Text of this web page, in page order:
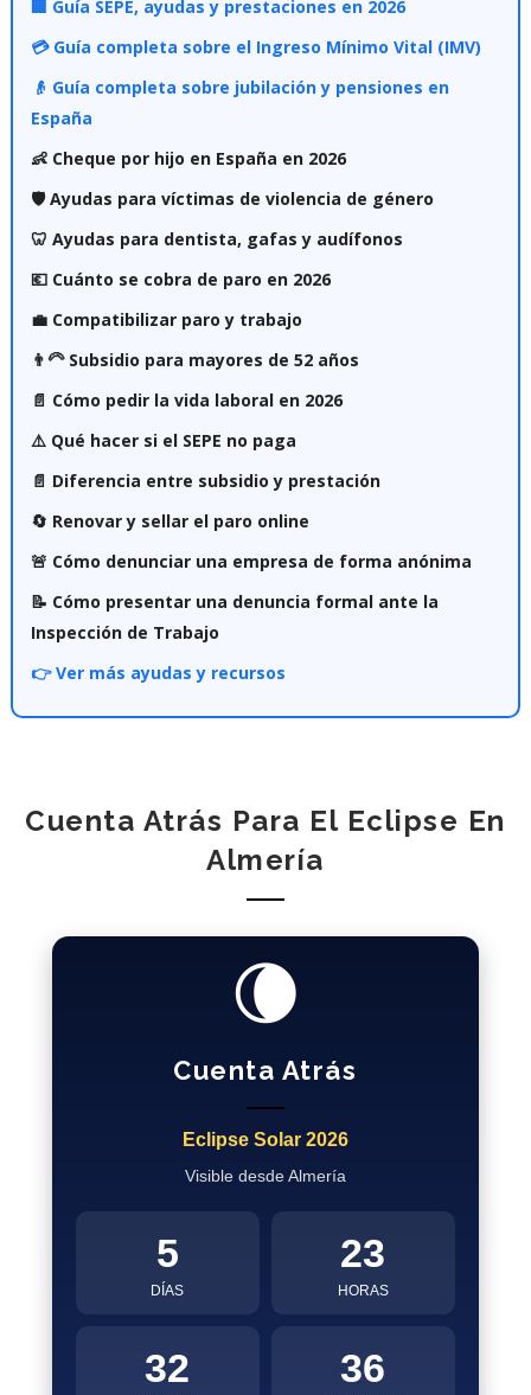
🏢 Guía SEPE, ayudas y prestaciones en 2026
💳 Guía completa sobre el Ingreso Mínimo Vital (IMV)
👴 Guía completa sobre jubilación y pensiones en
España
👶 Cheque por hijo en España en 2026
🛡️ Ayudas para víctimas de violencia de género
🦷 Ayudas para dentista, gafas y audífonos
💶 Cuánto se cobra de paro en 2026
💼 Compatibilizar paro y trabajo
👨‍🦳 Subsidio para mayores de 52 años
📄 Cómo pedir la vida laboral en 2026
⚠️ Qué hacer si el SEPE no paga
📄 Diferencia entre subsidio y prestación
🔄 Renovar y sellar el paro online
🚨 Cómo denunciar una empresa de forma anónima
📝 Cómo presentar una denuncia formal ante la
Inspección de Trabajo
👉 Ver más ayudas y recursos
Cuenta Atrás Para El Eclipse En
Almería
🌘
Cuenta Atrás
Eclipse Solar 2026
Visible desde Almería
5
DÍAS
23
HORAS
32 35